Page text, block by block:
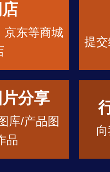
京东等商城
提
分享
库/产品图
品